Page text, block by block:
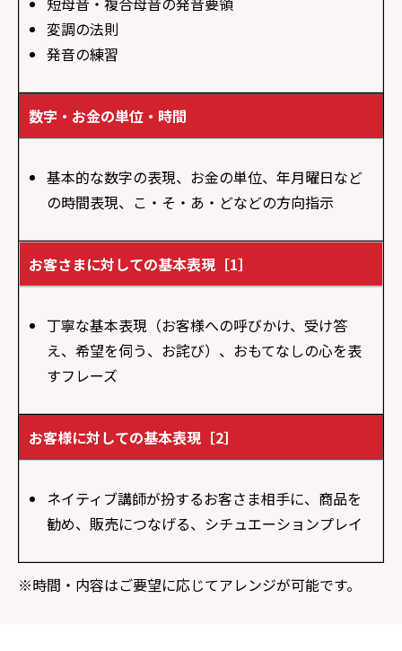
変調の法則
発音の練習
数字・お金の単位・時間
基本的な数字の表現、お金の単位、年月曜日など
の時間表現、こ・そ・あ・どなどの方向指示
お客さまに対しての基本表現［1］
丁寧な基本表現（お客様への呼びかけ、受け答
え、希望を伺う、お詫び）、おもてなしの心を表
すフレーズ
お客様に対しての基本表現［2］
ネイティブ講師が扮するお客さま相手に、商品を
勧め、販売につなげる、シチュエーションプレイ
※時間・内容はご要望に応じてアレンジが可能です。